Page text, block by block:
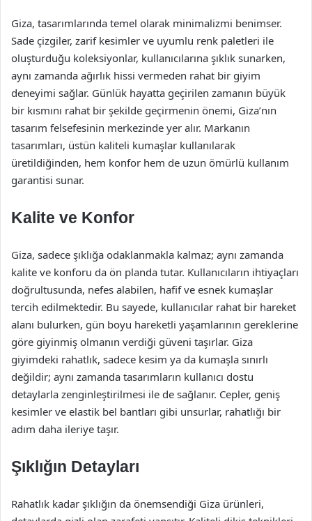
Giza, tasarımlarında temel olarak minimalizmi benimser.
Sade çizgiler, zarif kesimler ve uyumlu renk paletleri ile
oluşturduğu koleksiyonlar, kullanıcılarına şıklık sunarken,
aynı zamanda ağırlık hissi vermeden rahat bir giyim
deneyimi sağlar. Günlük hayatta geçirilen zamanın büyük
bir kısmını rahat bir şekilde geçirmenin önemi, Giza’nın
tasarım felsefesinin merkezinde yer alır. Markanın
tasarımları, üstün kaliteli kumaşlar kullanılarak
üretildiğinden, hem konfor hem de uzun ömürlü kullanım
garantisi sunar.
Kalite ve Konfor
Giza, sadece şıklığa odaklanmakla kalmaz; aynı zamanda
kalite ve konforu da ön planda tutar. Kullanıcıların ihtiyaçları
doğrultusunda, nefes alabilen, hafif ve esnek kumaşlar
tercih edilmektedir. Bu sayede, kullanıcılar rahat bir hareket
alanı bulurken, gün boyu hareketli yaşamlarının gereklerine
göre giyinmiş olmanın verdiği güveni taşırlar. Giza
giyimdeki rahatlık, sadece kesim ya da kumaşla sınırlı
değildir; aynı zamanda tasarımların kullanıcı dostu
detaylarla zenginleştirilmesi ile de sağlanır. Cepler, geniş
kesimler ve elastik bel bantları gibi unsurlar, rahatlığı bir
adım daha ileriye taşır.
Şıklığın Detayları
Rahatlık kadar şıklığın da önemsendiği Giza ürünleri,